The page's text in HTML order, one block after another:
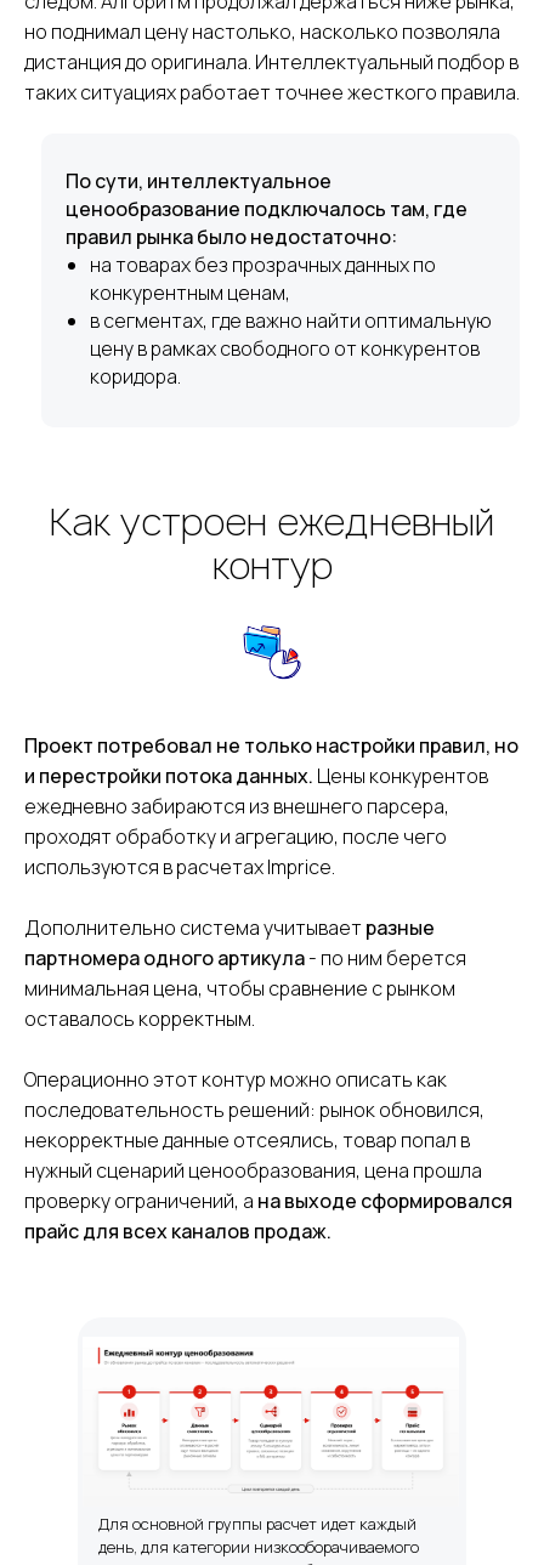
но поднимал цену настолько, насколько позволяла
дистанция до оригинала. Интеллектуальный подбор в
таких ситуациях работает точнее жесткого правила.
По сути, интеллектуальное
ценообразование подключалось там, где
правил рынка было недостаточно:
на товарах без прозрачных данных по
конкурентным ценам,
в сегментах, где важно найти оптимальную
цену в рамках свободного от конкурентов
коридора.
Как устроен ежедневный
контур
Проект потребовал не только настройки правил, но
и перестройки потока данных. Цены конкурентов
ежедневно забираются из внешнего парсера,
проходят обработку и агрегацию, после чего
используются в расчетахImprice.
Дополнительно система учитываетразные
партномера одного артикула- по ним берется
минимальная цена, чтобы сравнение с рынком
оставалось корректным.
Операционно этот контур можно описать как
последовательность решений: рынок обновился,
некорректные данные отсеялись, товар попал в
нужный сценарий ценообразования, цена прошла
проверку ограничений, а на выходе сформировался
прайс для всех каналов продаж.
Для основной группы расчет идет каждый
день, для категории низкооборачиваемого